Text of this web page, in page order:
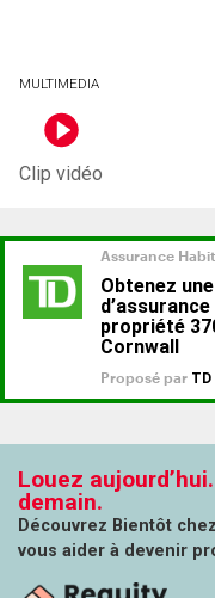
MULTIMEDIA
Clip vidéo
Louez
demain.
Découvrez Bientôt
vous aider à devenir